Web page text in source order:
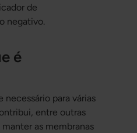
de
negativo.
é
para várias
entre outras
as membranas